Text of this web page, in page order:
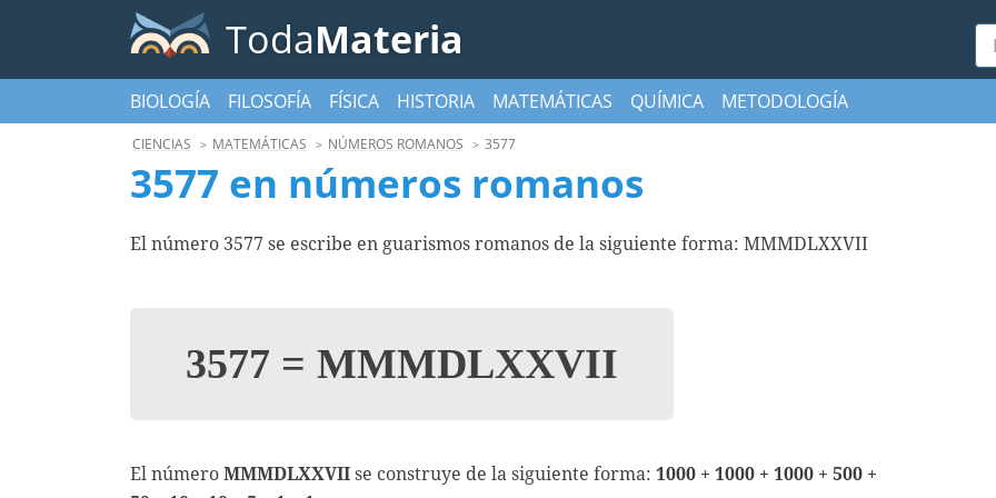
TodaMateria
BIOLOGÍA FILOSOFÍA FÍSICA HISTORIA MATEMÁTICAS QUÍMICA METODOLOGÍA
CIENCIAS MATEMÁTICAS NÚMEROS ROMANOS 3577
3577 en números romanos
El número 3577 se escribe en guarismos romanos de la siguiente forma: MMMDLXXVII
3577 = MMMDLXXVII
El número MMMDLXXVII se construye de la siguiente forma: 1000 + 1000 + 1000 + 500 +